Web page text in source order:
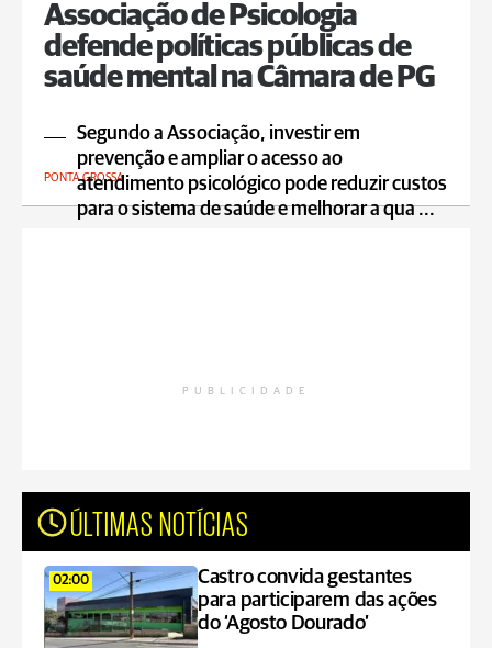
Associação de Psicologia
defende políticas públicas de
saúde mental na Câmara de PG
Segundo a Associação, investir em
prevenção e ampliar o acesso ao
atendimento psicológico pode reduzir custos
para o sistema de saúde e melhorar a qua ...
PONTA GROSSA
PUBLICIDADE
ÚLTIMAS NOTÍCIAS
02:00
Castro convida gestantes
para participarem das ações
do ‘Agosto Dourado’